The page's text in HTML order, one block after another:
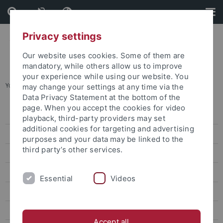
Skip
to
content
Skip
to
footer
You are here: Startseite ... Archiv
Pressemitteilungen
Archiv
attempto online
Newsletter Uni Tübingen aktuell
Publikationen
Privacy settings
Our website uses cookies. Some of them are
mandatory, while others allow us to improve
your experience while using our website. You
may change your settings at any time via the
Data Privacy Statement at the bottom of the
page. When you accept the cookies for video
playback, third-party providers may set
additional cookies for targeting and advertising
purposes and your data may be linked to the
third party’s other services.
Essential Videos